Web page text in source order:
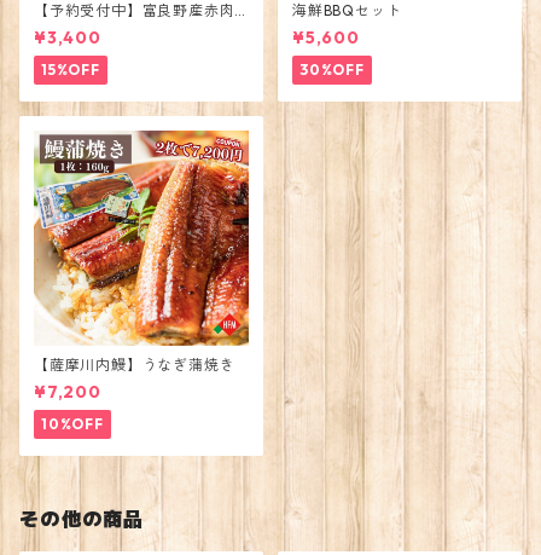
【予約受付中】富良野産赤肉
メロン大玉1玉2026年度出荷
¥3,400
15%OFF
海鮮BBQセット
¥5,600
30%OFF
【薩摩川内鰻】うなぎ蒲焼き
¥7,200
10%OFF
その他の商品